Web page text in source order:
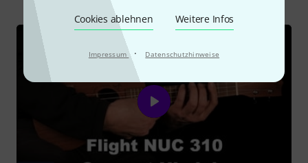
Cookies ablehnen Weitere Infos
Impressum · Datenschutzhinweise